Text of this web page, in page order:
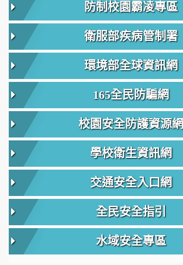
防制校園霸凌專區
衛服部疾病管制署
環境部全球資訊網
165全民防騙網
校園安全防護資源網
學校衛生資訊網
交通安全入口網
全民安全指引
水域安全專區